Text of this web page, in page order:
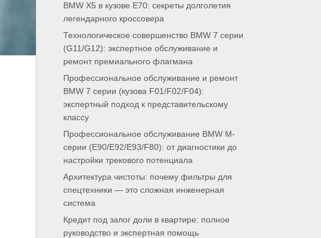
BMW X5 в кузове E70: секреты долголетия
легендарного кроссовера
Технологическое совершенство BMW 7 серии
(G11/G12): экспертное обслуживание и
ремонт премиального флагмана
Профессиональное обслуживание и ремонт
BMW 7 серии (кузова F01/F02/F04):
экспертный подход к представительскому
классу
Профессиональное обслуживание BMW M-
серии (E90/E92/E93/F80): от диагностики до
настройки трекового потенциала
Архитектура чистоты: почему фильтры для
спецтехники — это сложная инженерная
система
Кредит под залог доли в квартире: полное
руководство и экспертная помощь